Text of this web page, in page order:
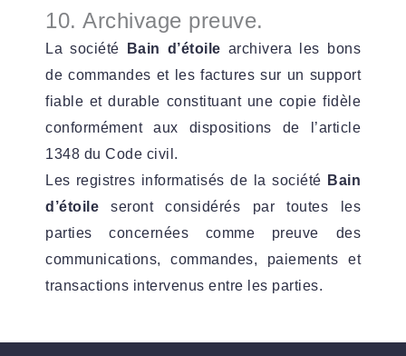
10. Archivage preuve.
La société Bain d’étoile archivera les bons
de commandes et les factures sur un support
fiable et durable constituant une copie fidèle
conformément aux dispositions de l’article
1348 du Code civil.
Les registres informatisés de la société Bain
d’étoile seront considérés par toutes les
parties concernées comme preuve des
communications, commandes, paiements et
transactions intervenus entre les parties.